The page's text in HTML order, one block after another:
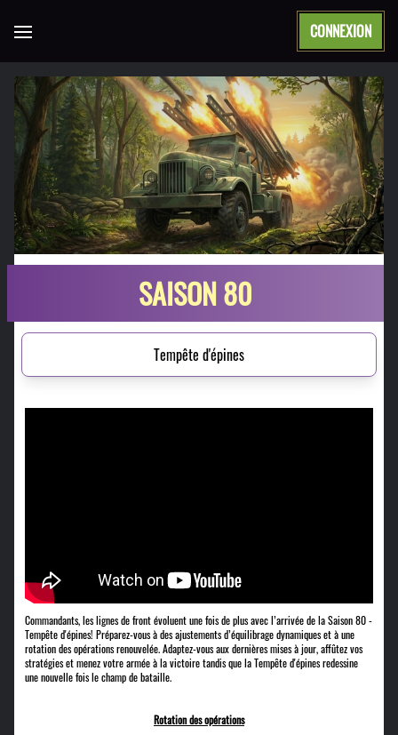
Open main menu CONNEXION
SAISON 80
Tempête d'épines
Commandants, les lignes de front évoluent une fois de plus avec l’arrivée de la Saison 80 -
Tempête d'épines! Préparez-vous à des ajustements d’équilibrage dynamiques et à une
rotation des opérations renouvelée. Adaptez-vous aux dernières mises à jour, affûtez vos
stratégies et menez votre armée à la victoire tandis que la Tempête d'épines redessine
une nouvelle fois le champ de bataille.
Rotation des opérations